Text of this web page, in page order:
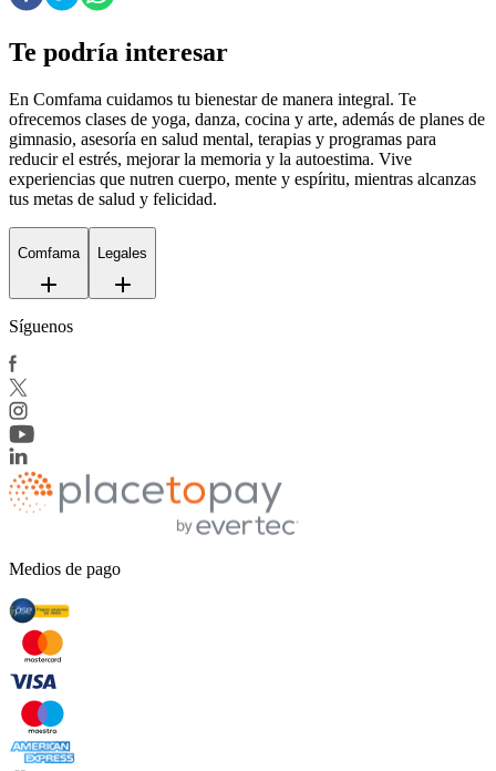
Te podría interesar
En Comfama cuidamos tu bienestar de manera integral. Te
ofrecemos clases de yoga, danza, cocina y arte, además de planes de
gimnasio, asesoría en salud mental, terapias y programas para
reducir el estrés, mejorar la memoria y la autoestima. Vive
experiencias que nutren cuerpo, mente y espíritu, mientras alcanzas
tus metas de salud y felicidad.
Comfama Legales
Síguenos
Medios de pago